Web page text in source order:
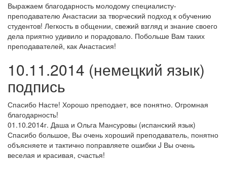
Выражаем благодарность молодому специалисту-
преподавателю Анастасии за творческий подход к обучению
студентов! Легкость в общении, свежий взгляд и знание своего
дела приятно удивило и порадовало. Побольше Вам таких
преподавателей, как Анастасия!
10.11.2014 (немецкий язык)
подпись
Спасибо Насте! Хорошо преподает, все понятно. Огромная
благодарность!
01.10.2014г. Даша и Ольга Мансуровы (испанский язык)
Спасибо большое, Вы очень хороший преподаватель, понятно
объясняете и тактично поправляете ошибки J Вы очень
веселая и красивая, счастья!